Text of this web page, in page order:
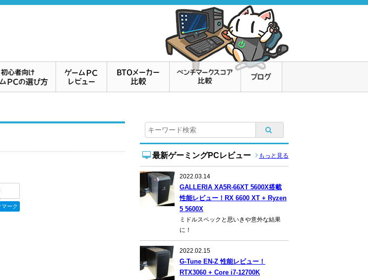
マーク
最新ゲーミングPCレビュー もっと見る
2022.03.14
GALLERIA XA5R-66XT 5600X搭載
性能レビュー！RX 6600 XT + Ryzen
5 5600X
ミドルスペックと思いきや意外な結果
に！
2022.02.15
G-Tune EN-Z 性能レビュー！
RTX3060 + Core i7-12700K